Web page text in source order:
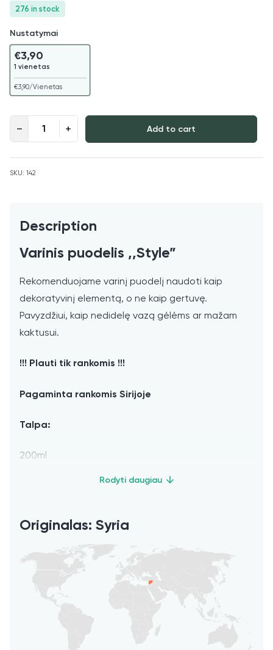
276 in stock
Nustatymai
€3,90
1 vienetas
€3,90/Vienetas
Varinis puodelis ,,Style" quantity
Add to cart
SKU: 142
Description
Varinis puodelis ,,Style”
Rekomenduojame varinį puodelį naudoti kaip
dekoratyvinį elementą, o ne kaip gertuvę.
Pavyzdžiui, kaip nedidelę vazą gėlėms ar mažam
kaktusui.
!!! Plauti tik rankomis !!!
Pagaminta rankomis Sirijoje
Talpa:
200ml
Originalas: Syria